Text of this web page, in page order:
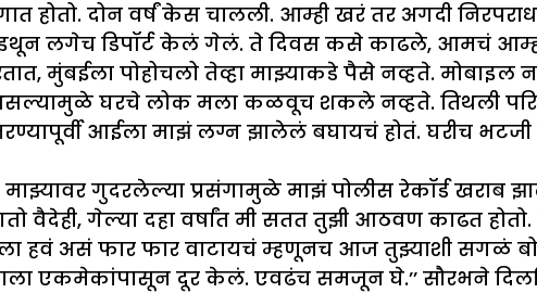
होतो. दोन वर्षं केस चालली. आम्ही खरं तर अगदी
इथून लगेच डिपॉर्ट केलं गेलं. ते दिवस कसे काढले, आमचं
मुंबईला पोहोचलो तेव्हा माझ्याकडे पैसे नव्हते. मोबाइल
घरचे लोक मला कळवूच शकले नव्हते. तिथली
आईला माझं लग्न झालेलं बघायचं होतं. घरीच
गुदरलेल्या प्रसंगामुळे माझं पोलीस रेकॉर्ड खराब
गेल्या दहा वर्षांत मी सतत तुझी आठवण काढत
हवं असं फार फार वाटायचं म्हणूनच आज तुझ्याशी
एकमेकांपासून दूर केलं. एवढंच समजून घे.’’ सौरभने